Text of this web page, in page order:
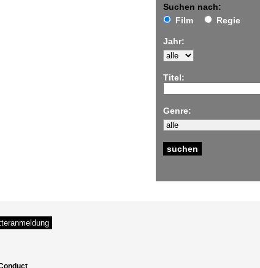
Suchen nach:
Film
Regie
Jahr:
Titel:
Genre: